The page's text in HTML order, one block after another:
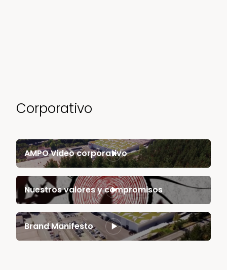
Corporativo
AMPO Video corporativo
Nuestros valores y compromisos
Brand Manifesto